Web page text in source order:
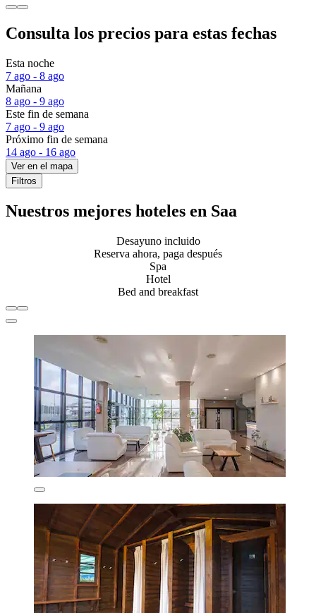
Consulta los precios para estas fechas
Esta noche
7 ago - 8 ago
Mañana
8 ago - 9 ago
Este fin de semana
7 ago - 9 ago
Próximo fin de semana
14 ago - 16 ago
Ver en el mapa
Filtros
Nuestros mejores hoteles en Saa
Desayuno incluido
Reserva ahora, paga después
Spa
Hotel
Bed and breakfast